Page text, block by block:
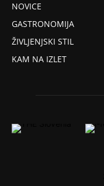
NOVICE
GASTRONOMIJA
ŽIVLJENJSKI STIL
KAM NA IZLET